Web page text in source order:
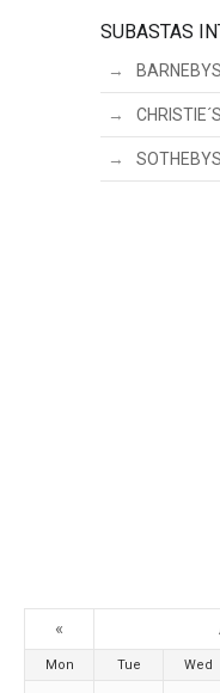
SUBASTAS
BARNEBYS
CHRISTIE´S
SOTHEBYS
«
Mon Tue Wed